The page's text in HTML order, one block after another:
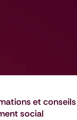
et
social